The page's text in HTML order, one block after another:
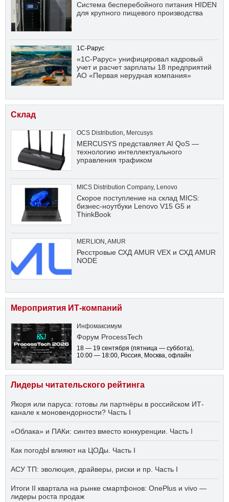
Система бесперебойного питания HIDEN
для крупного пищевого производства
1С-Рарус
«1С-Рарус» унифицировал кадровый
учет и расчет зарплаты 18 предприятий
АО «Первая нерудная компания»
Склад
OCS Distribution, Mercusys
MERCUSYS представляет AI QoS —
технологию интеллектуального
управления трафиком
MICS Distribution Company, Lenovo
Скорое поступление на склад MICS:
бизнес-ноутбуки Lenovo V15 G5 и
ThinkBook
MERLION ,AMUR
Ресстровые СХД AMUR VEX и СХД AMUR
NODE
Мероприятия ИТ-компаний
Инфомаксимум
Форум ProcessTech
18 — 19 сентября (пятница — суббота),
10:00 — 18:00, Россия, Москва, офлайн
Лидеры читательского рейтинга
Якоря или паруса: готовы ли партнёры в российском ИТ-
канале к моновендорности? Часть I
«Облака» и ПАКи: синтез вместо конкуренции. Часть I
Как погодЫ влияют на ЦОДы. Часть I
АСУ ТП: эволюция, драйверы, риски и пр. Часть I
Итоги II квартала на рынке смартфонов: OnePlus и vivo —
лидеры роста продаж